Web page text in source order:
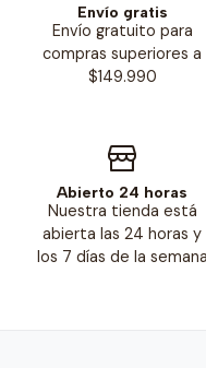
Envío gratis
Envío gratuito para
compras superiores a
$149.990
Abierto 24 horas
Nuestra tienda está
abierta las 24 horas y
los 7 días de la semana